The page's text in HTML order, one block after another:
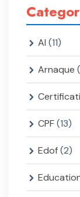
AI (11)
Arnaque
CPF(13)
Edof(2)